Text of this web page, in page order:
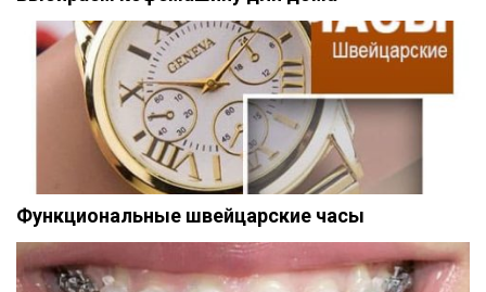
Функциональные швейцарские часы